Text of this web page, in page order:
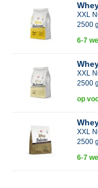
XXL
2500
6-7
XXL
2500
op
XXL
2500
6-7